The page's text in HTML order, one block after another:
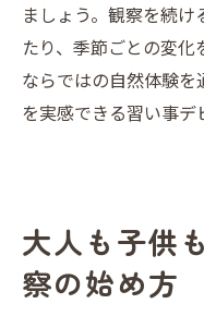
ましょう。観察を続
たり、季節ごとの変
ならではの自然体験
を実感できる習い事デ
大人も子供
察の始め方